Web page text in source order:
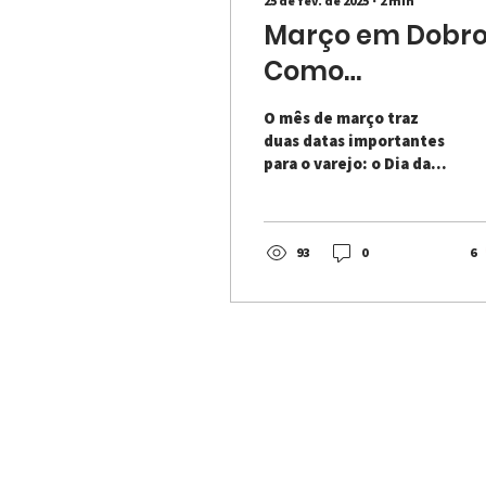
Março em
Como
Transformar o
Dia da Mulher e o
Dia do
Consumidor em
uma Super
O mês de março traz
duas datas importantes
para o varejo: o Dia da
15...
93 0 6